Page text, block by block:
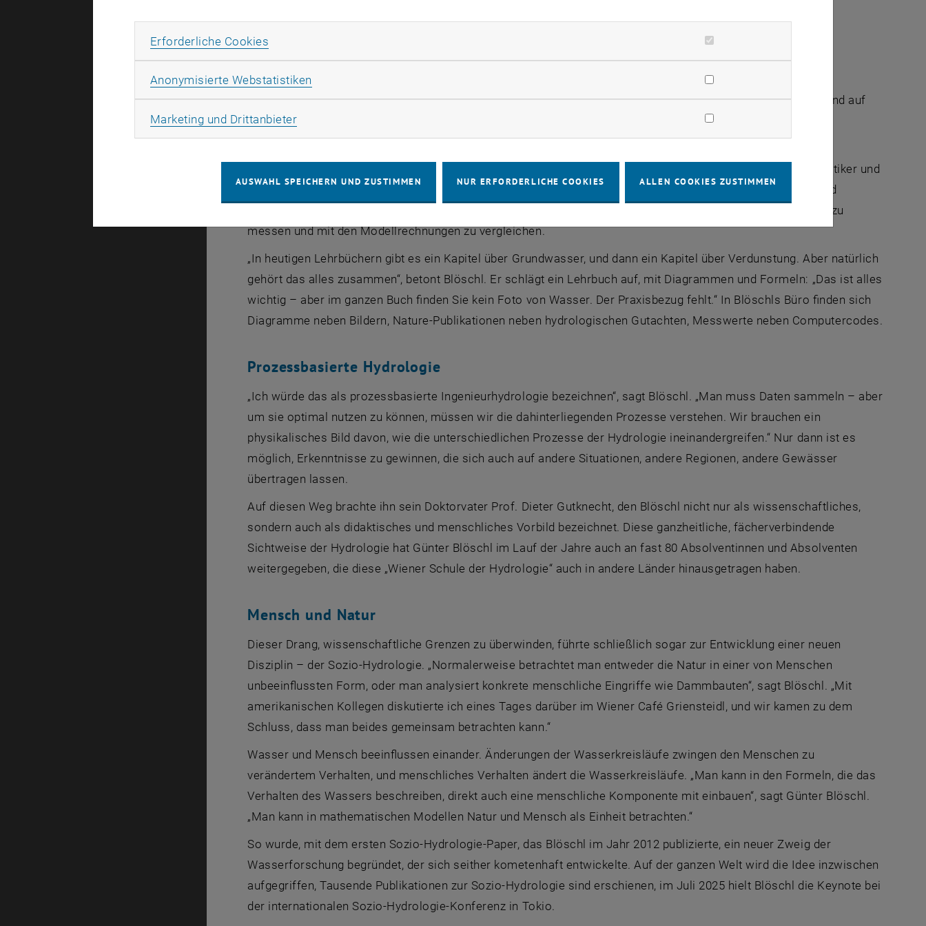
Zwischen Natur- und Ingenieurswissenschaft
„In der Hydrologie gibt es zwei Gruppen“, erklärt Günter Blöschl. „Auf der einen Seite die wissenschaftliche
Hydrologie. Da geht es um Geographie, um Geowissenschaften, um naturwissenschaftliche Modellierung. Und auf
der anderen Seite die Ingenieurhydrologie – da geht es um konkrete technische Fragen, um Dämme, um
Hochwasserschutz, um statistische Messungen des Wasserspiegels.“
Günter Blöschl ist davon überzeugt, dass man diese beiden Welten miteinander vereinen muss: Er ist Theoretiker und
Praktiker in einem, sowohl Wissenschaftler als auch Ingenieur. In seinem Team wird gerechnet, simuliert und
programmiert – und gleichzeitig arbeitet man mit Schaufeln und Eimern, um Durchflussmengen von Bächen zu
messen und mit den Modellrechnungen zu vergleichen.
„In heutigen Lehrbüchern gibt es ein Kapitel über Grundwasser, und dann ein Kapitel über Verdunstung. Aber natürlich
gehört das alles zusammen“, betont Blöschl. Er schlägt ein Lehrbuch auf, mit Diagrammen und Formeln: „Das ist alles
wichtig – aber im ganzen Buch finden Sie kein Foto von Wasser. Der Praxisbezug fehlt.“ In Blöschls Büro finden sich
Diagramme neben Bildern, Nature-Publikationen neben hydrologischen Gutachten, Messwerte neben Computercodes.
Prozessbasierte Hydrologie
„Ich würde das als prozessbasierte Ingenieurhydrologie bezeichnen“, sagt Blöschl. „Man muss Daten sammeln – aber
um sie optimal nutzen zu können, müssen wir die dahinterliegenden Prozesse verstehen. Wir brauchen ein
physikalisches Bild davon, wie die unterschiedlichen Prozesse der Hydrologie ineinandergreifen.“ Nur dann ist es
möglich, Erkenntnisse zu gewinnen, die sich auch auf andere Situationen, andere Regionen, andere Gewässer
übertragen lassen.
Auf diesen Weg brachte ihn sein Doktorvater Prof. Dieter Gutknecht, den Blöschl nicht nur als wissenschaftliches,
sondern auch als didaktisches und menschliches Vorbild bezeichnet. Diese ganzheitliche, fächerverbindende
Sichtweise der Hydrologie hat Günter Blöschl im Lauf der Jahre auch an fast 80 Absolventinnen und Absolventen
weitergegeben, die diese „Wiener Schule der Hydrologie“ auch in andere Länder hinausgetragen haben.
Mensch und Natur
Dieser Drang, wissenschaftliche Grenzen zu überwinden, führte schließlich sogar zur Entwicklung einer neuen
Disziplin – der Sozio-Hydrologie. „Normalerweise betrachtet man entweder die Natur in einer von Menschen
unbeeinflussten Form, oder man analysiert konkrete menschliche Eingriffe wie Dammbauten“, sagt Blöschl. „Mit
amerikanischen Kollegen diskutierte ich eines Tages darüber im Wiener Café Griensteidl, und wir kamen zu dem
Schluss, dass man beides gemeinsam betrachten kann.“
Wasser und Mensch beeinflussen einander. Änderungen der Wasserkreisläufe zwingen den Menschen zu
verändertem Verhalten, und menschliches Verhalten ändert die Wasserkreisläufe. „Man kann in den Formeln, die das
Verhalten des Wassers beschreiben, direkt auch eine menschliche Komponente mit einbauen“, sagt Günter Blöschl.
„Man kann in mathematischen Modellen Natur und Mensch als Einheit betrachten.“
So wurde, mit dem ersten Sozio-Hydrologie-Paper, das Blöschl im Jahr 2012 publizierte, ein neuer Zweig der
Wasserforschung begründet, der sich seither kometenhaft entwickelte. Auf der ganzen Welt wird die Idee inzwischen
aufgegriffen, Tausende Publikationen zur Sozio-Hydrologie sind erschienen, im Juli 2025 hielt Blöschl die Keynote bei
der internationalen Sozio-Hydrologie-Konferenz in Tokio.
Erforderliche Cookies
Anonymisierte Webstatistiken
Marketing und DrittanbieterMarketing Cookies zulassen
AUSWAHL SPEICHERN UND ZUSTIMMEN NUR ERFORDERLICHE COOKIES ALLEN COOKIES ZUSTIMMEN